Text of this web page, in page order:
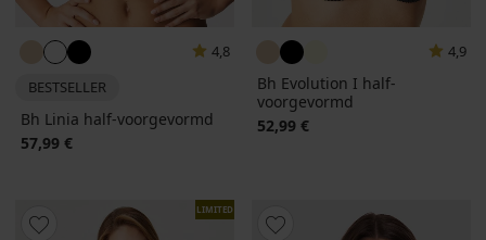
4,8
BESTSELLER
Bh Linia half-voorgevormd
57,99 €
4,9
Bh Evolution I half-
voorgevormd
52,99 €
LIMITED